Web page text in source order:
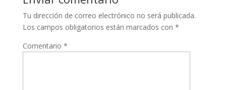
Tu dirección de correo electrónico no será publicada.
Los campos obligatorios están marcados con *
Comentario *